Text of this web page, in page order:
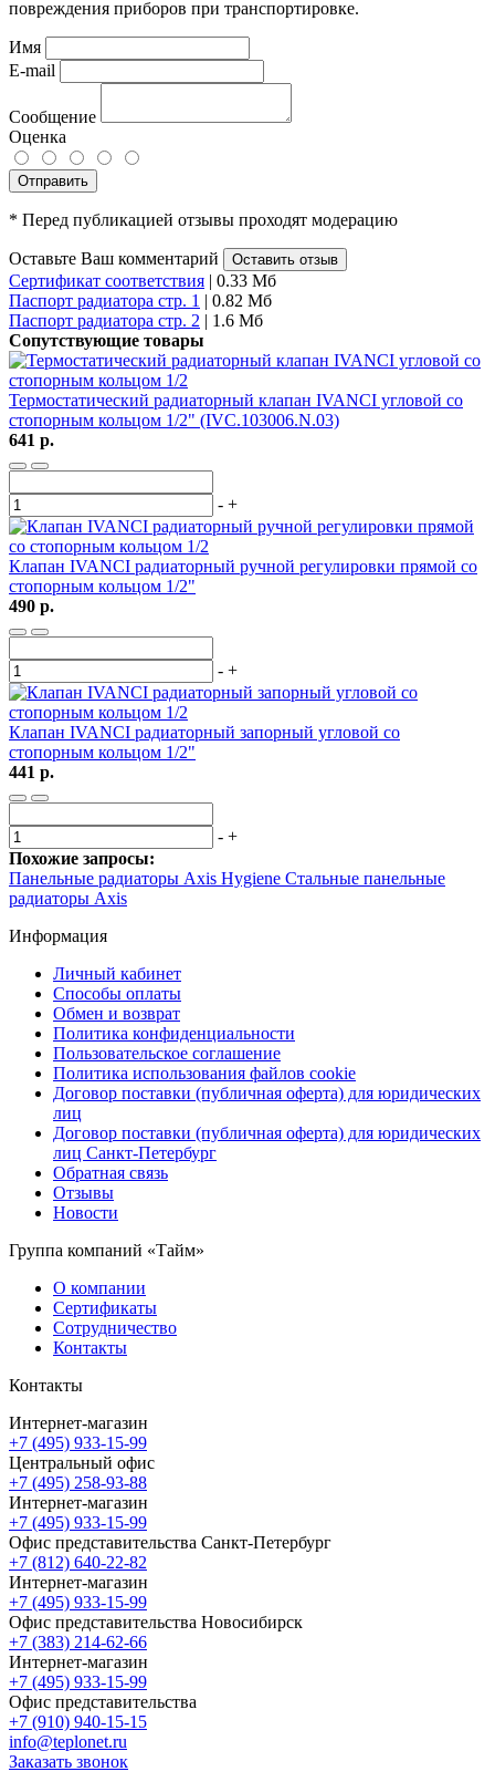
повреждения приборов при транспортировке.
Имя
E-mail
Сообщение
Оценка
Отправить
* Перед публикацией отзывы проходят модерацию
Оставьте Ваш комментарий Оставить отзыв
Сертификат соответствия | 0.33 Мб
Паспорт радиатора стр. 1 | 0.82 Мб
Паспорт радиатора стр. 2 | 1.6 Мб
Сопутствующие товары
Термостатический радиаторный клапан IVANCI угловой со
стопорным кольцом 1/2" (IVC.103006.N.03)
641 р.
- +
Клапан IVANCI радиаторный ручной регулировки прямой со
стопорным кольцом 1/2"
490 р.
- +
Клапан IVANCI радиаторный запорный угловой со
стопорным кольцом 1/2"
441 р.
- +
Похожие запросы:
Панельные радиаторы Axis Hygiene Стальные панельные
радиаторы Axis
Информация
Личный кабинет
Способы оплаты
Обмен и возврат
Политика конфиденциальности
Пользовательское соглашение
Политика использования файлов cookie
Договор поставки (публичная оферта) для юридических
лиц
Договор поставки (публичная оферта) для юридических
лиц Санкт-Петербург
Обратная связь
Отзывы
Новости
Группа компаний «Тайм»
О компании
Сертификаты
Сотрудничество
Контакты
Контакты
Интернет-магазин
+7 (495) 933-15-99
Центральный офис
+7 (495) 258-93-88
Интернет-магазин
+7 (495) 933-15-99
Офис представительства Санкт-Петербург
+7 (812) 640-22-82
Интернет-магазин
+7 (495) 933-15-99
Офис представительства Новосибирск
+7 (383) 214-62-66
Интернет-магазин
+7 (495) 933-15-99
Офис представительства
+7 (910) 940-15-15
info@teplonet.ru
Заказать звонок